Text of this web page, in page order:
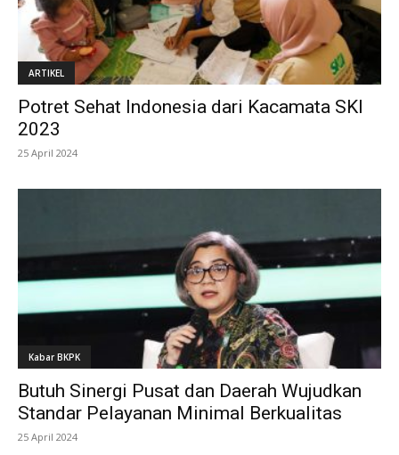
ARTIKEL
Potret Sehat Indonesia dari Kacamata SKI
2023
25 April 2024
Kabar BKPK
Butuh Sinergi Pusat dan Daerah Wujudkan
Standar Pelayanan Minimal Berkualitas
25 April 2024